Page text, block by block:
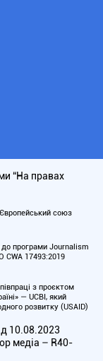
“На правах
союз
до програми Journalism
CWA 17493:2019
з проєктом
— UCBI, який
розвитку (USAID)
10.08.2023
медіа – R40-